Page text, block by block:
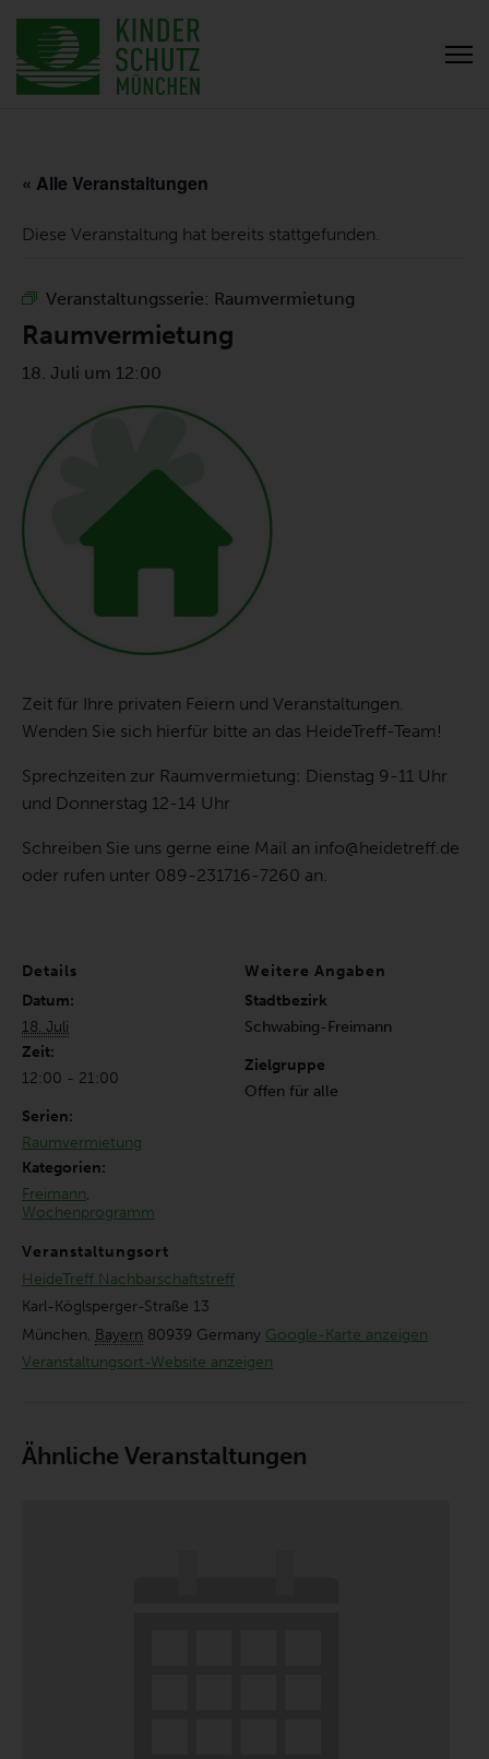
« Alle Veranstaltungen
Diese Veranstaltung hat bereits stattgefunden.
Veranstaltungsserie: Raumvermietung
Raumvermietung
18. Juli um 12:00
Zeit für Ihre privaten Feiern und Veranstaltungen.
Wenden Sie sich hierfür bitte an das HeideTreff-Team!
Sprechzeiten zur Raumvermietung: Dienstag 9-11 Uhr
und Donnerstag 12-14 Uhr
Schreiben Sie uns gerne eine Mail an info@heidetreff.de
oder rufen unter 089-231716-7260 an.
Details
Datum:
18. Juli
Zeit:
12:00 - 21:00
Serien:
Raumvermietung
Kategorien:
Freimann,
Wochenprogramm
Veranstaltungsort
HeideTreff Nachbarschaftstreff
Karl-Köglsperger-Straße 13
München, Bayern 80939 Germany Google-Karte anzeigen
Veranstaltungsort-Website anzeigen
Weitere Angaben
Stadtbezirk
Schwabing-Freimann
Zielgruppe
Offen für alle
Ähnliche Veranstaltungen